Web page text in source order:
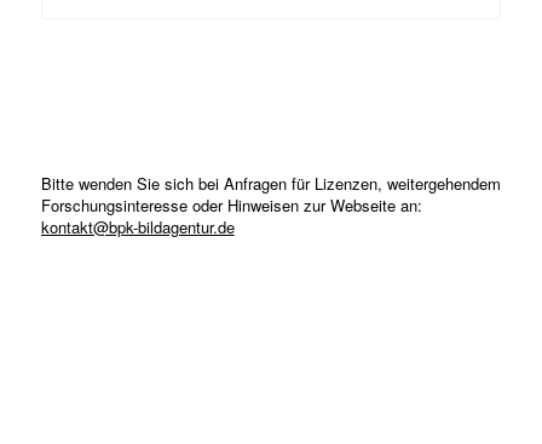
Bitte wenden Sie sich bei Anfragen für Lizenzen, weitergehendem
Forschungsinteresse oder Hinweisen zur Webseite an:
kontakt@bpk-bildagentur.de